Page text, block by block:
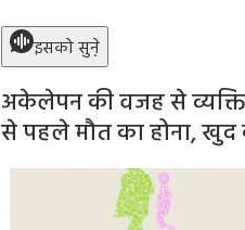
इसको सुने़
अकेलेपन की वजह से व्यक्ति
से पहले मौत का होना,